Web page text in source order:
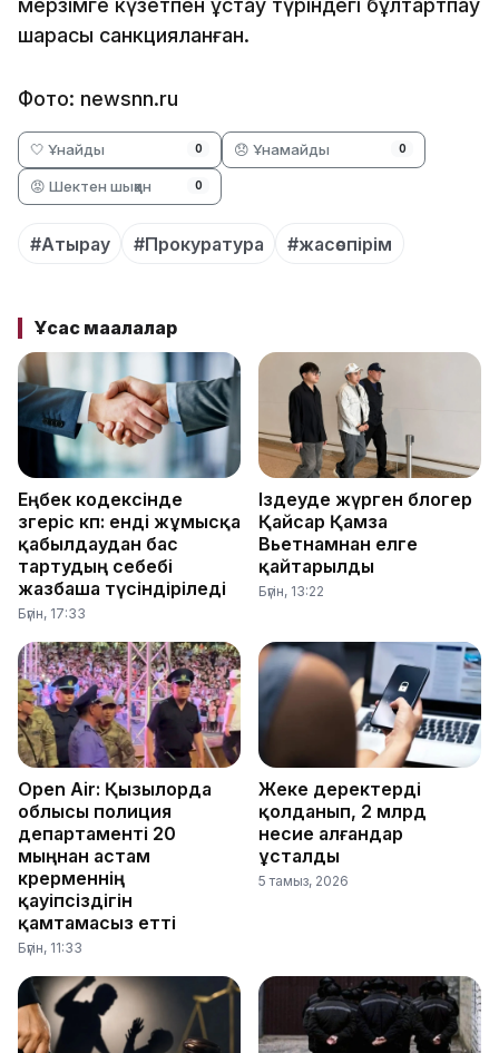
мерзімге күзетпен ұстау түріндегі бұлтартпау
шарасы санкцияланған.
Фото: newsnn.ru
🤍 Ұнайды 0 😞 Ұнамайды 0
😡 Шектен шыққан 0
#Атырау #Прокуратура #жасөспірім
Ұқсас мақалалар
Еңбек кодексінде
өзгеріс көп: енді жұмысқа
қабылдаудан бас
тартудың себебі
жазбаша түсіндіріледі
Бүгін, 17:33
Іздеуде жүрген блогер
Қайсар Қамза
Вьетнамнан елге
қайтарылды
Бүгін, 13:22
Open Air: Қызылорда
облысы полиция
департаменті 20
мыңнан астам
көрерменнің
қауіпсіздігін
қамтамасыз етті
Бүгін, 11:33
Жеке деректерді
қолданып, 2 млрд
несие алғандар
ұсталды
5 тамыз, 2026